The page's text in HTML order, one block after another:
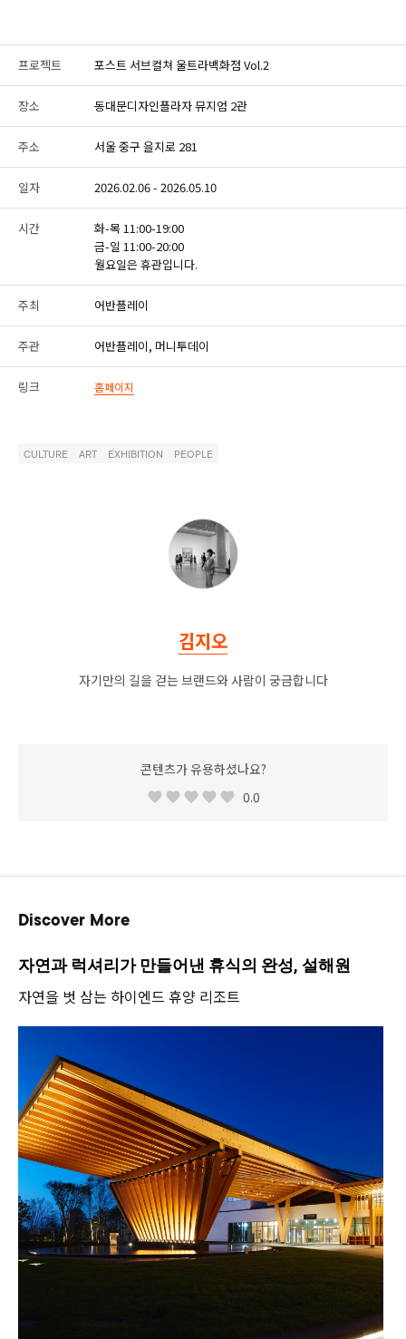
프로젝트 포스트 서브컬쳐 울트라백화점 Vol.2
장소 동대문디자인플라자 뮤지엄 2관
주소 서울 중구 을지로 281
일자 2026.02.06 - 2026.05.10
시간
화-목 11:00-19:00
금-일 11:00-20:00
월요일은 휴관입니다.
주최 어반플레이
주관 어반플레이, 머니투데이
링크 홈페이지
CULTURE ART EXHIBITION PEOPLE
김지오
자기만의 길을 걷는 브랜드와 사람이 궁금합니다
콘텐츠가 유용하셨나요?
0.0
Discover More
자연과 럭셔리가 만들어낸 휴식의 완성, 설해원
자연을 벗 삼는 하이엔드 휴양 리조트